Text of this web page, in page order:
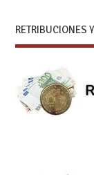
RETRIBUCIONES